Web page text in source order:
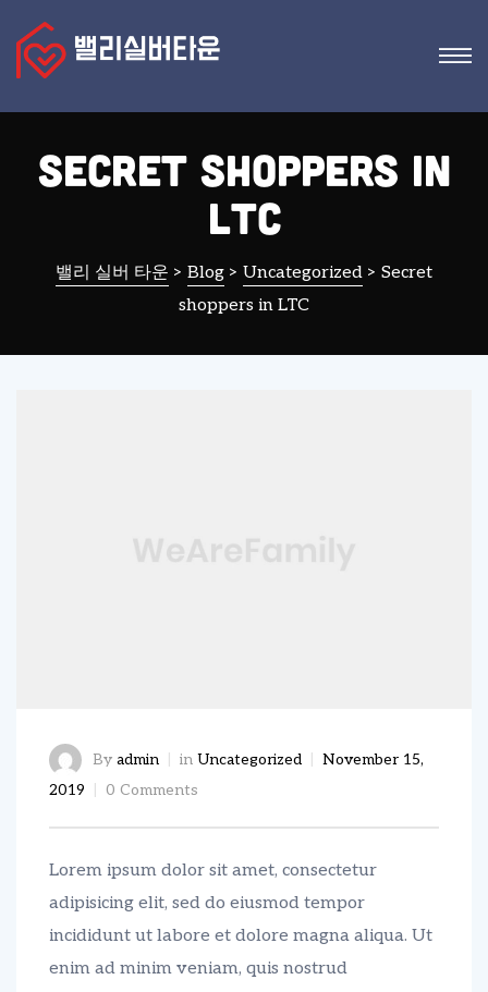
Secret shoppers in
LTC
밸리 실버 타운 > Blog > Uncategorized > Secret
shoppers in LTC
By admin in Uncategorized
November 15,
2019
0 Comments
Lorem ipsum dolor sit amet, consectetur
adipisicing elit, sed do eiusmod tempor
incididunt ut labore et dolore magna aliqua. Ut
enim ad minim veniam, quis nostrud